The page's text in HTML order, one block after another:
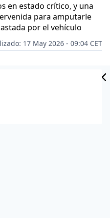
en estado crítico, y una
para amputarle
por el vehículo
17 May 2026 - 09:04 CET